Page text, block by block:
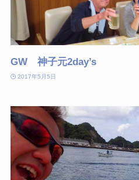
GW 神子元2day’s
2017年5月5日